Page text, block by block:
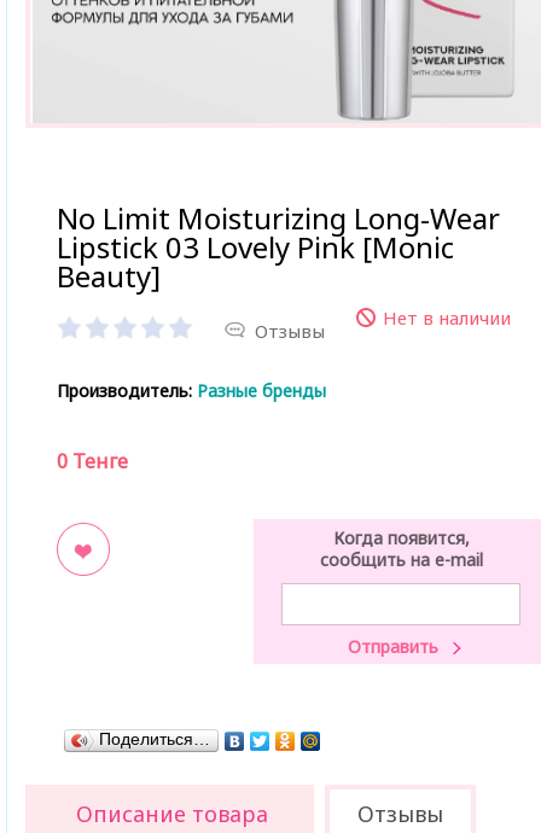
No Limit Moisturizing Long-Wear
Lipstick 03 Lovely Pink [Monic
Beauty]
Отзывы
Нет в наличии
Производитель: Разные бренды
0 Тенге
Когда появится,
сообщить на e-mail
Поделиться…
Описание товара Отзывы